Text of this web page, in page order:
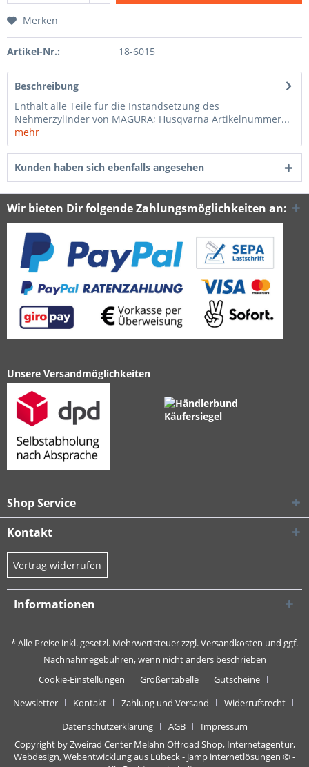
Merken
Artikel-Nr.: 18-6015
Beschreibung
Enthält alle Teile für die Instandsetzung des
Nehmerzylinder von MAGURA; Husqvarna Artikelnummer...
mehr
Kunden haben sich ebenfalls angesehen
Wir bieten Dir folgende Zahlungsmöglichkeiten an:
Unsere Versandmöglichkeiten
Shop Service
Kontakt
Vertrag widerrufen
Informationen
* Alle Preise inkl. gesetzl. Mehrwertsteuer zzgl.Versandkosten und ggf.
Nachnahmegebühren, wenn nicht anders beschrieben
Cookie-Einstellungen
Größentabelle
Gutscheine
Newsletter
Kontakt Zahlung und Versand
Widerrufsrecht
Datenschutzerklärung
AGB
Impressum
Copyright by Zweirad Center Melahn Offroad Shop, Internetagentur,
Webdesign, Webentwicklung aus Lübeck - jamp internetlösungen © -